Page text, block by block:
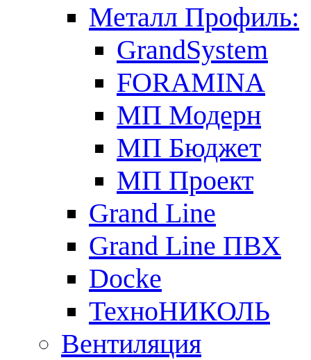
Металл Профиль:
GrandSystem
FORAMINA
МП Модерн
МП Бюджет
МП Проект
Grand Line
Grand Line ПВХ
Docke
ТехноНИКОЛЬ
Вентиляция